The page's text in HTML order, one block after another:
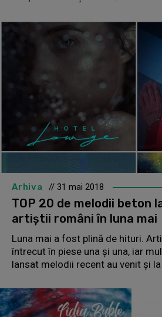
Arhiva // 31 mai 2018
TOP 20 de melodii beton
artiștii români în luna mai
Luna mai a fost plină de hituri.
întrecut în piese una și una, iar
lansat melodii recent au venit și la